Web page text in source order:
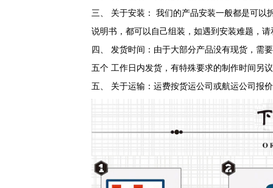
三、
关于安装：
我们的产品安装一般都是可以
说明书，都可以自己组装，如遇到安装难题，
四、
发货时间：由于大部分产品没有现货，需
五个 工作日内发货，有特殊要求的制作时间另
五、
关于运输：运费按货运公司或航运公司报